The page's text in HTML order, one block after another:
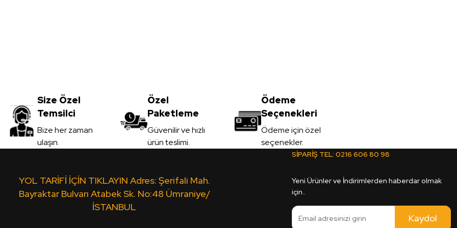
Gönder
3.450,00TL
KDV Dahil
Sipariş Ver
3.450,00
KDV Dahil
Sipariş Ver
MDFLAM Vt-10A Leon MDFLAM Yt-42C Legato MDFLAM
Size Özel
Temsilci
Bize her zaman
ulaşın.
Özel
Paketleme
Güvenilir ve hızlı
ürün teslimi.
Ödeme
Seçenekleri
Ödeme için özel
seçenekler.
YOL TARİFİ İÇİN TIKLAYIN Adres: Şerifali Mah.
Bayraktar Bulvarı Atabek Sk. No:48 Ümraniye/
İSTANBUL
SİPARİŞ TEL: 0216 606 80 98
Yeni Ürünler ve İndirimlerden haberdar olmak
için..
Kaydol